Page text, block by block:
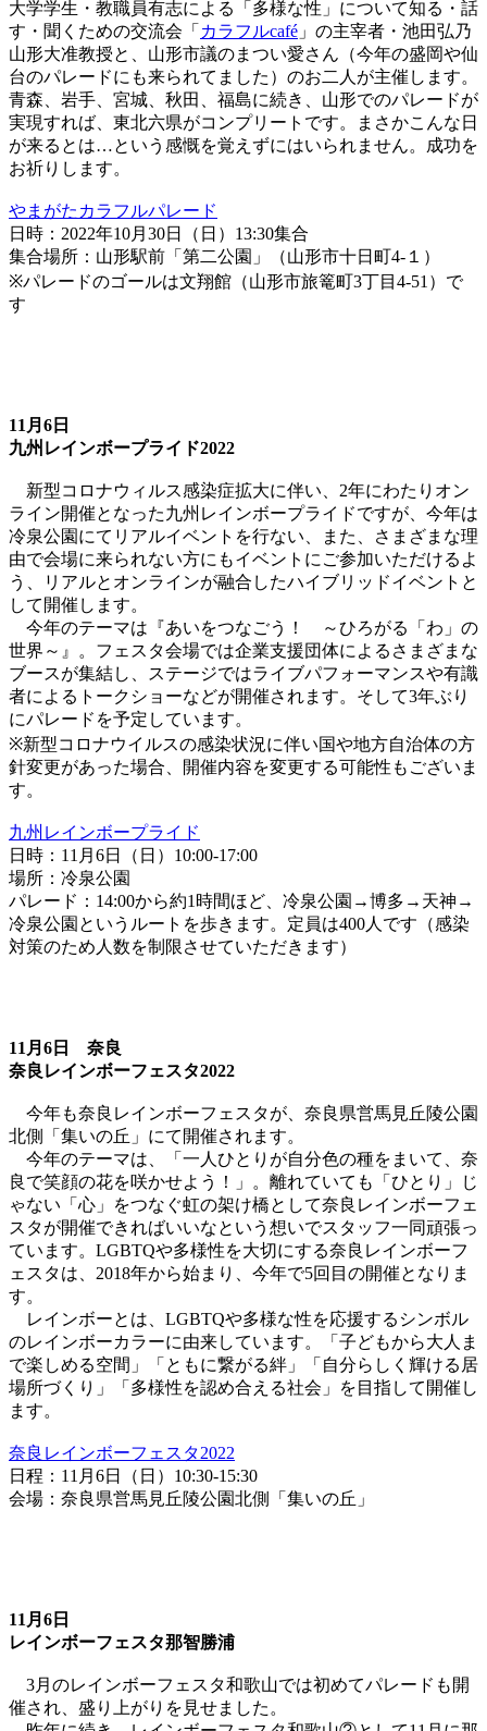
大学学生・教職員有志による「多様な性」について知る・話
す・聞くための交流会「 カラフルcafé 」の主宰者・池田弘乃
山形大准教授と、山形市議のまつい愛さん（今年の盛岡や仙
台のパレードにも来られてました）のお二人が主催します。
青森、岩手、宮城、秋田、福島に続き、山形でのパレードが
実現すれば、東北六県がコンプリートです。まさかこんな日
が来るとは…という感慨を覚えずにはいられません。成功を
お祈りします。
やまがたカラフルパレード
日時：2022年10月30日（日）13:30集合
集合場所：山形駅前「第二公園」（山形市十日町4-１）
※パレードのゴールは文翔館（山形市旅篭町3丁目4-51）で
す
11月6日
九州レインボープライド2022
新型コロナウィルス感染症拡大に伴い、2年にわたりオン
ライン開催となった九州レインボープライドですが、今年は
冷泉公園にてリアルイベントを行ない、また、さまざまな理
由で会場に来られない方にもイベントにご参加いただけるよ
う、リアルとオンラインが融合したハイブリッドイベントと
して開催します。
今年のテーマは『あいをつなごう！ ～ひろがる「わ」の
世界～』。フェスタ会場では企業支援団体によるさまざまな
ブースが集結し、ステージではライブパフォーマンスや有識
者によるトークショーなどが開催されます。そして3年ぶり
にパレードを予定しています。
※新型コロナウイルスの感染状況に伴い国や地方自治体の方
針変更があった場合、開催内容を変更する可能性もございま
す。
九州レインボープライド
日時：11月6日（日）10:00-17:00
場所：冷泉公園
パレード：14:00から約1時間ほど、冷泉公園→博多→天神→
冷泉公園というルートを歩きます。定員は400人です（感染
対策のため人数を制限させていただきます）
11月6日 奈良
奈良レインボーフェスタ2022
今年も奈良レインボーフェスタが、奈良県営馬見丘陵公園
北側「集いの丘」にて開催されます。
今年のテーマは、「一人ひとりが自分色の種をまいて、奈
良で笑顔の花を咲かせよう！」。離れていても「ひとり」じ
ゃない「心」をつなぐ虹の架け橋として奈良レインボーフェ
スタが開催できればいいなという想いでスタッフ一同頑張っ
ています。LGBTQや多様性を大切にする奈良レインボーフ
ェスタは、2018年から始まり、今年で5回目の開催となりま
す。
レインボーとは、LGBTQや多様な性を応援するシンボル
のレインボーカラーに由来しています。「子どもから大人ま
で楽しめる空間」「ともに繋がる絆」「自分らしく輝ける居
場所づくり」「多様性を認め合える社会」を目指して開催し
ます。
奈良レインボーフェスタ2022
日程：11月6日（日）10:30-15:30
会場：奈良県営馬見丘陵公園北側「集いの丘」
11月6日
レインボーフェスタ那智勝浦
3月のレインボーフェスタ和歌山では初めてパレードも開
催され、盛り上がりを見せました。